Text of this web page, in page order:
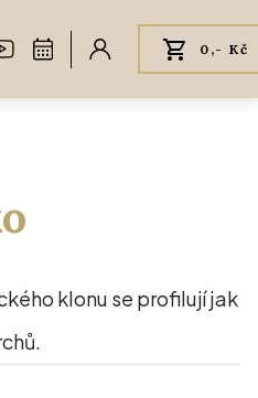
0,- Kč
klonu se profilují jak